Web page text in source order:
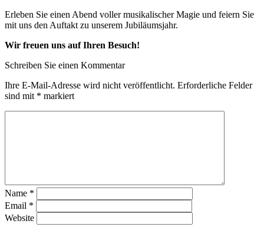
Erleben Sie einen Abend voller musikalischer Magie und feiern Sie
mit uns den Auftakt zu unserem Jubiläumsjahr.
Wir freuen uns auf Ihren Besuch!
Schreiben Sie einen Kommentar
Ihre E-Mail-Adresse wird nicht veröffentlicht. Erforderliche Felder
sind mit * markiert
Name *
Email *
Website